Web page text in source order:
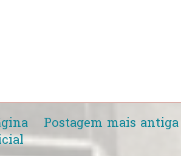
Postagem mais antiga